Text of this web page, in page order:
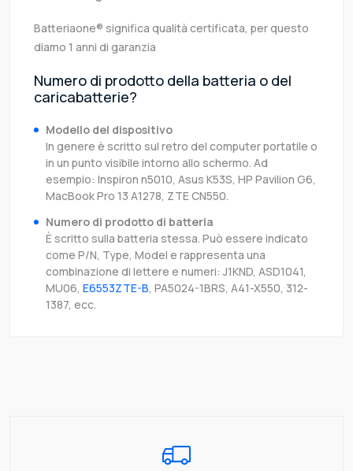
Batteriaone® significa qualità certificata, per questo
diamo 1 anni di garanzia
Numero di prodotto della batteria o del
caricabatterie?
Modello del dispositivo
In genere è scritto sul retro del computer portatile o
in un punto visibile intorno allo schermo. Ad
esempio: Inspiron n5010, Asus K53S, HP Pavilion G6,
MacBook Pro 13 A1278, ZTE CN550.
Numero di prodotto di batteria
È scritto sulla batteria stessa. Può essere indicato
come P/N, Type, Model e rappresenta una
combinazione di lettere e numeri: J1KND, ASD1041,
MU06, E6553ZTE-B, PA5024-1BRS, A41-X550, 312-
1387, ecc.